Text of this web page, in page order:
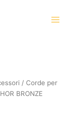
/ Corde per
BRONZE